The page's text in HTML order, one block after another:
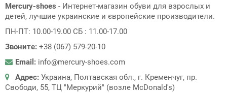
Mercury-shoes - Интернет-магазин обуви для взрослых и
детей, лучшие украинские и європейские производители.
ПН-ПТ: 10.00-19.00 СБ : 11.00-17.00
Звоните: +38 (067) 579-20-10
Email: info@mercury-shoes.com
Адрес: Украина, Полтавская обл., г. Кременчуг, пр.
Свободи, 55, ТЦ "Меркурий" (возле McDonald's)